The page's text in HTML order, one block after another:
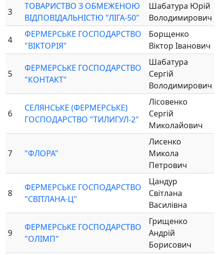
3
ТОВАРИСТВО З ОБМЕЖЕНОЮ
ВІДПОВІДАЛЬНІСТЮ "ЛІГА-50"
Шабатура Юрій
Володимирович
4
ФЕРМЕРСЬКЕ ГОСПОДАРСТВО
"ВІКТОРІЯ"
Борщенко
Віктор Іванович
5
ФЕРМЕРСЬКЕ ГОСПОДАРСТВО
"КОНТАКТ"
Шабатура
Сергій
Володимирович
6
СЕЛЯНСЬКЕ (ФЕРМЕРСЬКЕ)
ГОСПОДАРСТВО "ТИЛИГУЛ-2"
Лісовенко
Сергій
Миколайович
7 "ФЛОРА"
Лисенко
Микола
Петрович
8
ФЕРМЕРСЬКЕ ГОСПОДАРСТВО
"СВІТЛАНА-Ц"
Цандур
Світлана
Василівна
9
ФЕРМЕРСЬКЕ ГОСПОДАРСТВО
"ОЛІМП"
Грищенко
Андрій
Борисович